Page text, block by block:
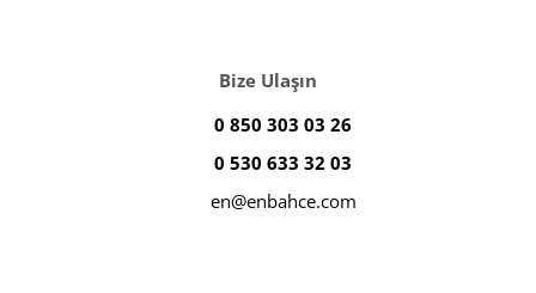
Bize Ulaşın
0 850 303 03 26
0 530 633 32 03
en@enbahce.com